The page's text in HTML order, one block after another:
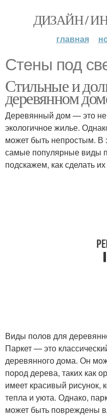
ДИЗАЙН /
главная
Стены под
Стильные и
деревянном
Деревянный дом — это не
экологичное жилье.
может быть непростым. В
самые популярные виды
подскажем, как сделать
Виды полов для
Паркет — это
деревянного дома. Он
пород дерева, таких как
имеет красивый рисунок,
тепла и уюта. Однако,
может быть повреждены